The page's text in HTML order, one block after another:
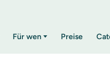
Für wen Preise